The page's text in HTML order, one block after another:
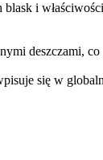
i
deszczami, co
się w